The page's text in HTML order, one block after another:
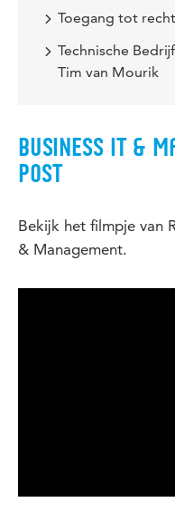
Toegang tot
Technische
Tim van Mourik
BUSINESS IT &
POST
Bekijk het filmpje van
& Management.